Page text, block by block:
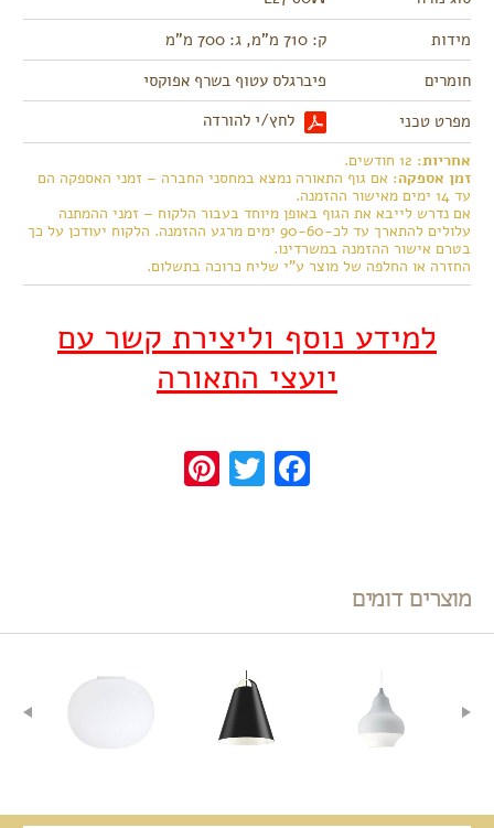
מידות
ק: 710 מ"מ, ג: 700 מ"מ
חומרים
פיברגלס עטוף בשרף אפוקסי
מפרט טכני
לחץ/י להורדה
אחריות: 12 חודשים.
זמן אספקה: אם גוף התאורה נמצא במחסני החברה – זמני האספקה הם
עד 14 ימים מאישור ההזמנה.
אם נדרש לייבא את הגוף באופן מיוחד בעבור הלקוח – זמני ההמתנה
עלולים להתארך עד לכ-90-60 ימים מרגע ההזמנה. הלקוח יעודכן על כך
בטרם אישור ההזמנה במשרדינו.
החזרה או החלפה של מוצר ע"י שליח כרוכה בתשלום.
למידע נוסף וליצירת קשר עם
יועצי התאורה
Facebook
Twitter
Pinterest
מוצרים דומים